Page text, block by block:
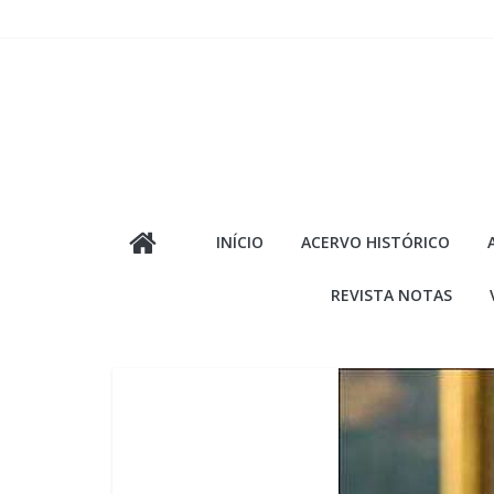
INÍCIO ACERVO HISTÓRICO
REVISTA NOTAS